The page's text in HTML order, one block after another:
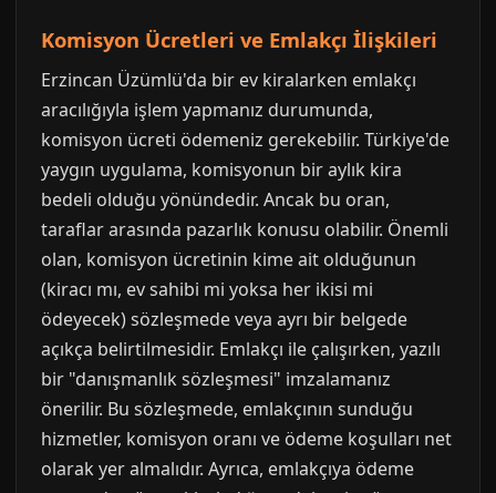
Komisyon Ücretleri ve Emlakçı İlişkileri
Erzincan Üzümlü'da bir ev kiralarken emlakçı
aracılığıyla işlem yapmanız durumunda,
komisyon ücreti ödemeniz gerekebilir. Türkiye'de
yaygın uygulama, komisyonun bir aylık kira
bedeli olduğu yönündedir. Ancak bu oran,
taraflar arasında pazarlık konusu olabilir. Önemli
olan, komisyon ücretinin kime ait olduğunun
(kiracı mı, ev sahibi mi yoksa her ikisi mi
ödeyecek) sözleşmede veya ayrı bir belgede
açıkça belirtilmesidir. Emlakçı ile çalışırken, yazılı
bir "danışmanlık sözleşmesi" imzalamanız
önerilir. Bu sözleşmede, emlakçının sunduğu
hizmetler, komisyon oranı ve ödeme koşulları net
olarak yer almalıdır. Ayrıca, emlakçıya ödeme